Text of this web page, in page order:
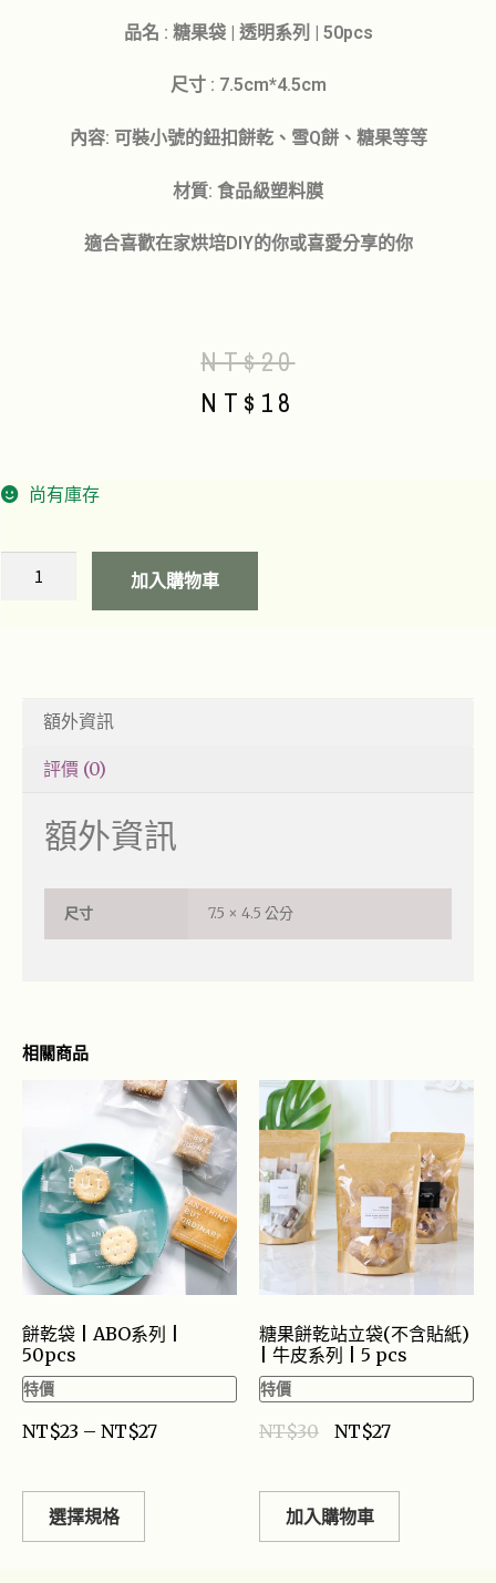
品名 : 糖果袋 | 透明系列 | 50pcs
尺寸 : 7.5cm*4.5cm
內容: 可裝小號的鈕扣餅乾、雪Q餅、糖果等等
材質: 食品級塑料膜
適合喜歡在家烘培DIY的你或喜愛分享的你
NT$20
NT$ 18
尚有庫存
加入購物車
相關商品
餅乾袋 | ABO系列 |
50pcs
特價
NT$23 – NT$27
選擇規格
糖果餅乾站立袋(不含貼紙)
| 牛皮系列 | 5 pcs
特價
NT$30 NT$27
加入購物車
額外資訊
評價 (0)
額外資訊
尺寸 7.5 × 4.5 公分